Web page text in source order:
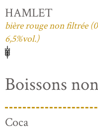
HAMLET
bière rouge non filtrée
6,5%vol.)
Boissons
Coca